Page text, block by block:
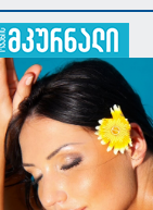
მნიშვნელოვანია“